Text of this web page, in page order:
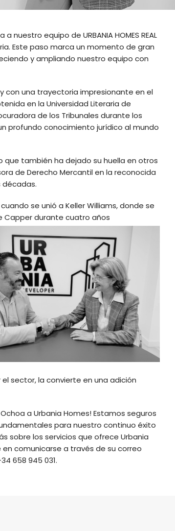
equipo de URBANIA HOMES REAL
Este paso marca un momento de gran
y ampliando nuestro equipo con
con una trayectoria impresionante en el
en la Universidad Literaria de
de los Tribunales durante los
profundo conocimiento jurídico al mundo
que también ha dejado su huella en otros
de Derecho Mercantil en la reconocida
décadas.
se unió a Keller Williams, donde se
Capper durante cuatro años
sector, la convierte en una adición
a Urbania Homes! Estamos seguros
para nuestro continuo éxito
sobre los servicios que ofrece Urbania
comunicarse a través de su correo
658 945 031.